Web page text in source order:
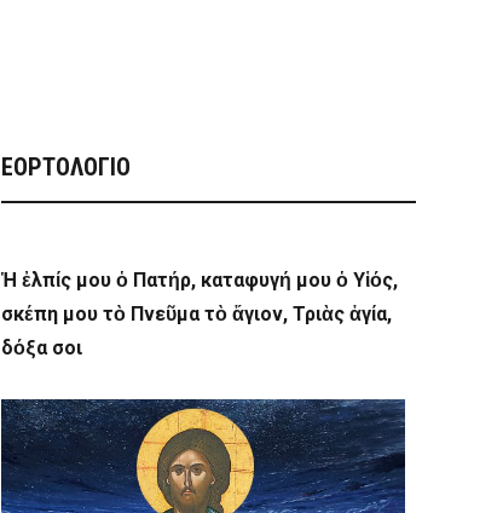
ΕΟΡΤΟΛΟΓΙΟ
Ἡ ἐλπίς μου ὁ Πατήρ, καταφυγή μου ὁ Υἱός,
σκέπη μου τὸ Πνεῦμα τὸ ἅγιον, Τριὰς ἁγία,
δόξα σοι